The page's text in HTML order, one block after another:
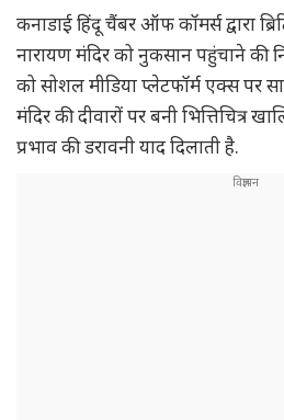
कनाडाई हिंदू चैंबर ऑफ कॉमर्स द्वारा
नारायण मंदिर को नुकसान पहुंचाने की
को सोशल मीडिया प्लेटफॉर्म एक्स पर
मंदिर की दीवारों पर बनी भित्तिचित्र
प्रभाव की डरावनी याद दिलाती है.